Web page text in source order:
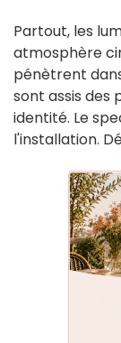
Partout, les
atmosphère
pénètrent
sont assis des
identité. Le
l'installation.